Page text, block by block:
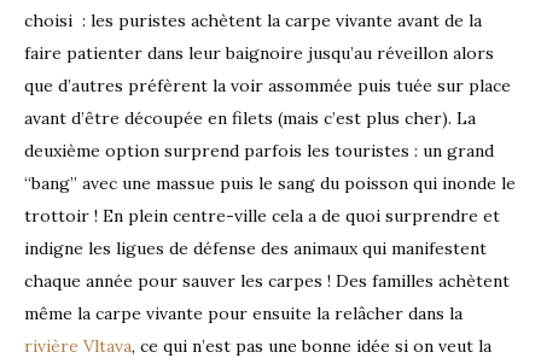
choisi : les puristes achètent la carpe vivante avant de la
faire patienter dans leur baignoire jusqu’au réveillon alors
que d’autres préfèrent la voir assommée puis tuée sur place
avant d’être découpée en filets (mais c’est plus cher). La
deuxième option surprend parfois les touristes : un grand
“bang” avec une massue puis le sang du poisson qui inonde le
trottoir ! En plein centre-ville cela a de quoi surprendre et
indigne les ligues de défense des animaux qui manifestent
chaque année pour sauver les carpes ! Des familles achètent
même la carpe vivante pour ensuite la relâcher dans la
rivière Vltava, ce qui n’est pas une bonne idée si on veut la